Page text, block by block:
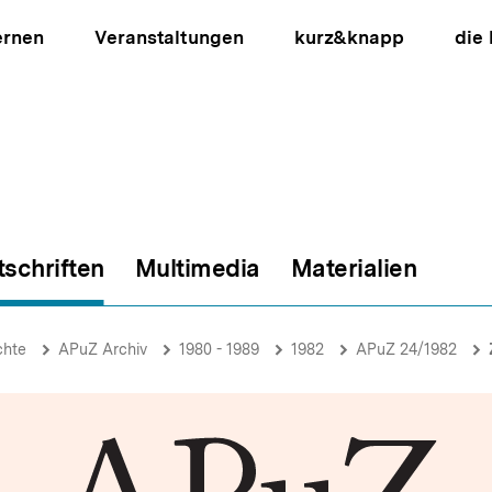
Veranstaltungen kurz&knapp die
Multimedia Materialien
APuZ Archiv 1980 - 1989 1982 APuZ 24/1982